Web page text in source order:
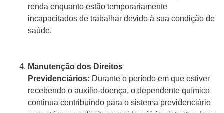
renda enquanto estão temporariamente
incapacitados de trabalhar devido à sua condição de
saúde.
Manutenção dos Direitos
Previdenciários: Durante o período em que estiver
recebendo o auxílio-doença, o dependente químico
continua contribuindo para o sistema previdenciário